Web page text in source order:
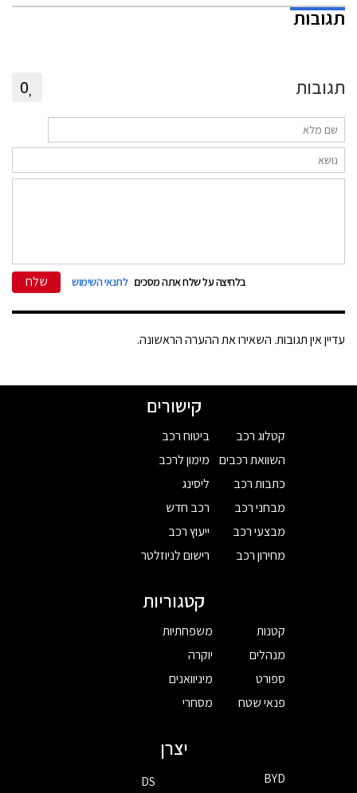
תגובות
תגובות 0
בלחיצה על שלח אתה מסכים לתנאי השימוש שלח
עדיין אין תגובות. השאירו את ההערה הראשונה.
קישורים
קטלוג רכב
השוואת רכבים
כתבות רכב
מבחני רכב
מבצעי רכב
מחירון רכב
ביטוח רכב
מימון לרכב
ליסינג
רכב חדש
ייעוץ רכב
רישום לניוזלטר
קטגוריות
קטנות
מנהלים
ספורט
פנאי שטח
משפחתיות
יוקרה
מיניוואנים
מסחרי
יצרן
BYD
DS